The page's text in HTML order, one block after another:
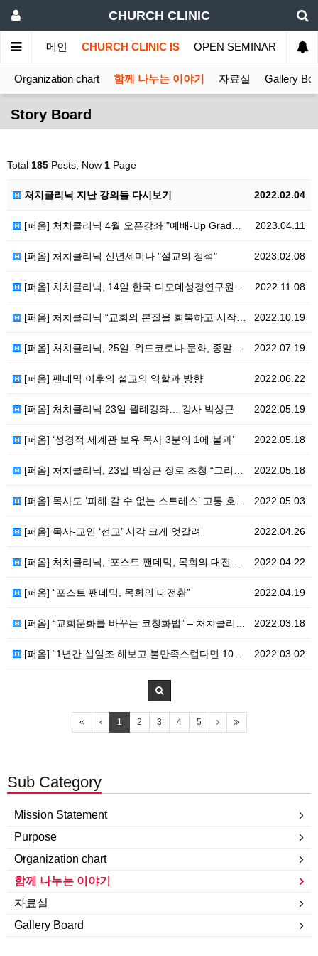
CHURCH CLINIC
메인 CHURCH CLINIC IS OPEN SEMINAR
Organization chart 함께 나누는 이야기 자료실 Gallery
Story Board
Total 185 Posts, Now 1 Page
2022.02.04
처치클리닉 지난 강의들 다시보기
2023.04.11
[퍼옴] 처치클리닉 4월 오픈강좌 "예배-Up Grad…
2023.02.08
[퍼옴] 처치클리닉 신년세미나 "설교의 정석"
2022.11.08
[퍼옴] 처치클리닉, 14일 한국 디모데성경연구원과 영…
2022.10.19
[퍼옴] 처치클리닉 “교회의 본질을 회복하고 시작해요”
2022.07.19
[퍼옴] 처치클리닉, 25일 ‘위드코로나 문화, 종말론…
2022.06.22
[퍼옴] 팬데믹 이후의 설교의 역할과 방향
2022.05.19
[퍼옴] 처치클리닉 23일 월례강좌… 강사 박상근
2022.05.18
[퍼옴] ‘성경적 세계관 보유 목사 3분의 1에 불과’
2022.05.18
[퍼옴] 처치클리닉, 23일 박상근 장로 초청 “그리스…
2022.05.03
[퍼옴] 목사도 ‘피해 갈 수 없는 스트레스’ 고통 호…
2022.04.26
[퍼옴] 목사-교인 ‘선교’ 시각 크게 엇갈려
2022.04.22
[퍼옴] 처치클리닉, ‘포스트 팬데믹, 목회의 대전환’…
2022.04.19
[퍼옴] “포스트 팬데믹, 목회의 대전환”
2022.03.18
[퍼옴] “교회문화를 바꾸는 코칭화법” – 처치클리닉 …
2022.03.02
[퍼옴] “1년간 십일조 해보고 불만족스럽다면 100%…
1 2 3 4 5
Sub Category
Mission Statement
Purpose
Organization chart
함께 나누는 이야기
자료실
Gallery Board